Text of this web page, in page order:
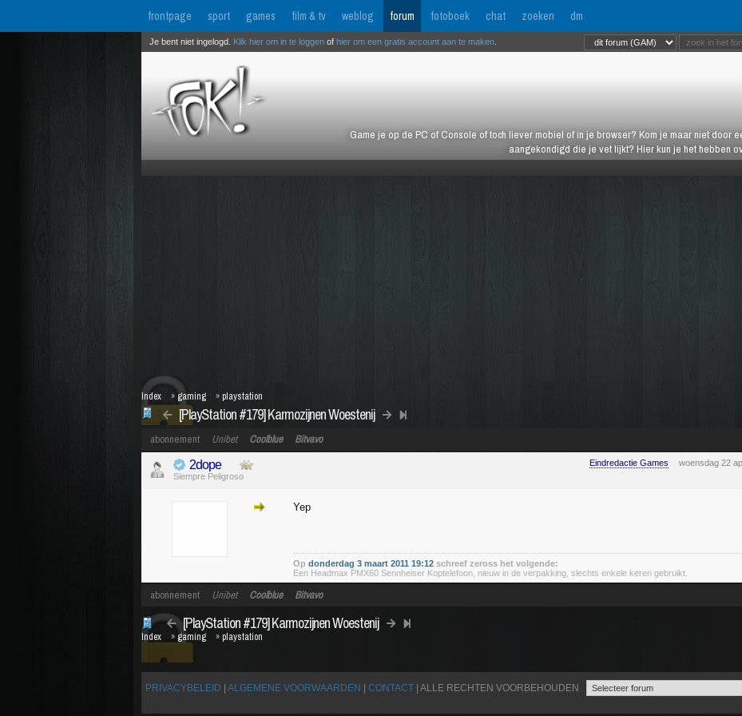
frontpage sport games film & tv weblog forum fotoboek chat zoeken dm
Game je op de PC of Console of toch liever mobiel of in je browser? Kom je maar niet door
aangekondigd die je vet lijkt? Hier kun je het hebben
Je bent niet ingelogd. Klik hier om in te loggen of hier om een gratis account aan te maken
[PlayStation #179] Karmozijnen Woestenij
Index » gaming » playstation
abonnement Unibet Coolblue Bitvavo
Eindredactie Games woensdag 22
2dope
Siempre Peligroso
Yep
Op donderdag 3 maart 2011 19:12 schreef zeross het volgende:
Een Headmax PMX60 Sennheiser Koptelefoon, nieuw in de verpakking, slechts enkele keren gebruikt.
abonnement Unibet Coolblue Bitvavo
[PlayStation #179] Karmozijnen Woestenij
Index » gaming »playstation
PRIVACYBELEID ALGEMENE VOORWAARDEN CONTACT | ALLE RECHTEN VOORBEHOUDEN